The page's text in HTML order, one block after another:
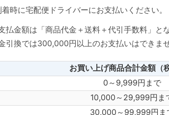
時に宅配便ドライバーにお支払いください。
払金額は「商品代金＋送料＋代引手数料」と
引換では300,000円以上のお支払いはできませ
お買い上げ商品合計金額（
0～9,999円まで
10,000～29,999円ま
30,000～99,999円ま